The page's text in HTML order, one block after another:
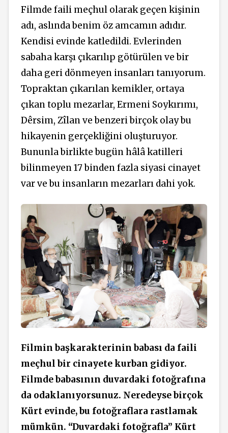
Filmde faili meçhul olarak geçen kişinin
adı, aslında benim öz amcamın adıdır.
Kendisi evinde katledildi. Evlerinden
sabaha karşı çıkarılıp götürülen ve bir
daha geri dönmeyen insanları tanıyorum.
Topraktan çıkarılan kemikler, ortaya
çıkan toplu mezarlar, Ermeni Soykırımı,
Dêrsim, Zîlan ve benzeri birçok olay bu
hikayenin gerçekliğini oluşturuyor.
Bununla birlikte bugün hâlâ katilleri
bilinmeyen 17 binden fazla siyasi cinayet
var ve bu insanların mezarları dahi yok.
Filmin başkarakterinin babası da faili
meçhul bir cinayete kurban gidiyor.
Filmde babasının duvardaki fotoğrafına
da odaklanıyorsunuz. Neredeyse birçok
Kürt evinde, bu fotoğraflara rastlamak
mümkün. “Duvardaki fotoğrafla” Kürt